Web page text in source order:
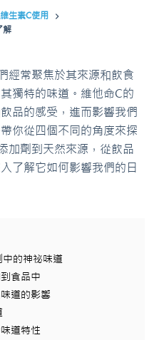
維生素C使用
解
經常聚焦於其來源和飲食
獨特的味道。維他命C的
品的感受，進而影響我們
你從四個不同的角度來探
加劑到天然來源，從飲品
了解它如何影響我們的日
的神祕味道
食品中
道的影響
道特性